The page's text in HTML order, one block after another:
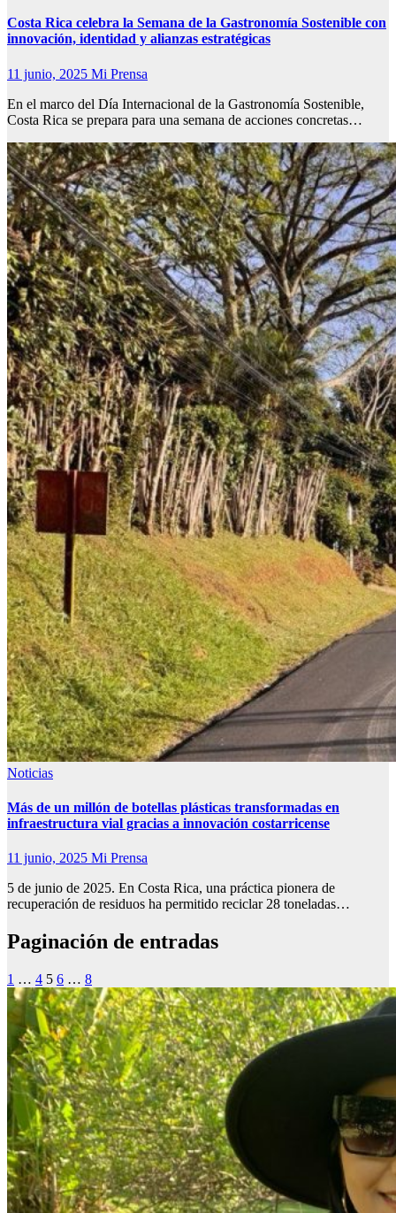
Costa Rica celebra la Semana de la Gastronomía Sostenible con
innovación, identidad y alianzas estratégicas
11 junio, 2025 Mi Prensa
En el marco del Día Internacional de la Gastronomía Sostenible,
Costa Rica se prepara para una semana de acciones concretas…
Noticias
Más de un millón de botellas plásticas transformadas en
infraestructura vial gracias a innovación costarricense
11 junio, 2025 Mi Prensa
5 de junio de 2025. En Costa Rica, una práctica pionera de
recuperación de residuos ha permitido reciclar 28 toneladas…
Paginación de entradas
1 … 4 5 6 … 8